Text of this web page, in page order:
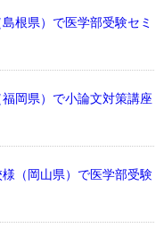
根県）で医学部受験セミ
岡県）で小論文対策講座
（岡山県）で医学部受験